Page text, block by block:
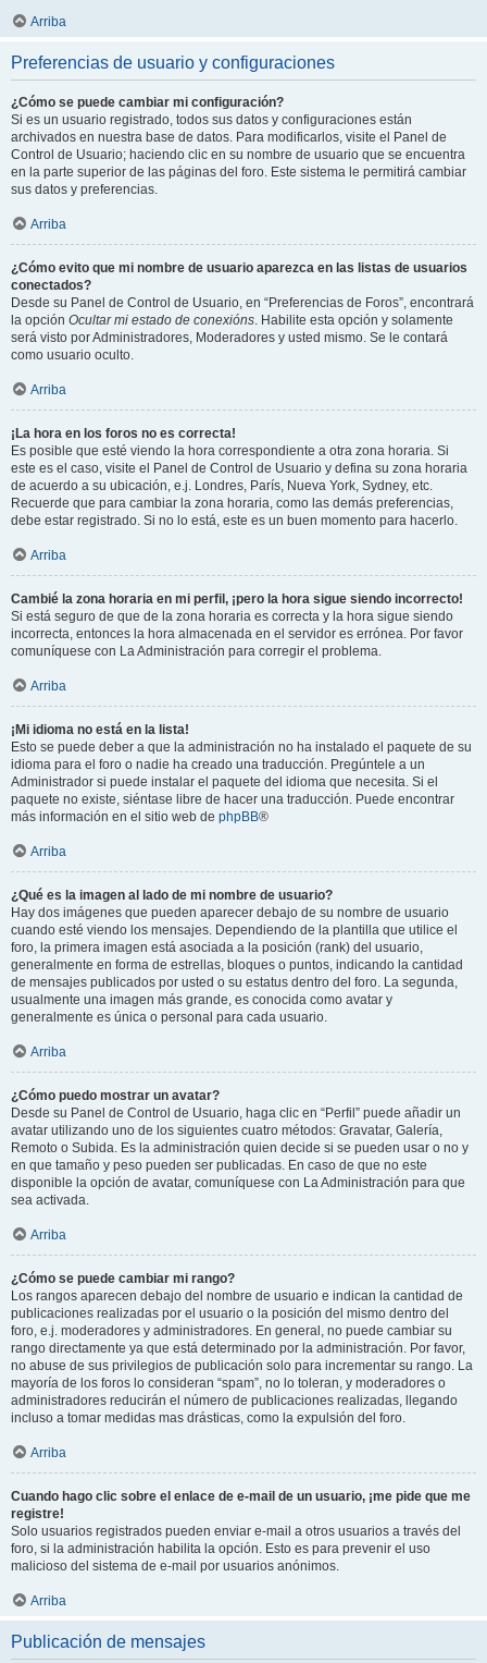
Arriba
Preferencias de usuario y configuraciones
¿Cómo se puede cambiar mi configuración?
Si es un usuario registrado, todos sus datos y configuraciones están
archivados en nuestra base de datos. Para modificarlos, visite el Panel de
Control de Usuario; haciendo clic en su nombre de usuario que se encuentra
en la parte superior de las páginas del foro. Este sistema le permitirá cambiar
sus datos y preferencias.
Arriba
¿Cómo evito que mi nombre de usuario aparezca en las listas de usuarios
conectados?
Desde su Panel de Control de Usuario, en “Preferencias de Foros”, encontrará
la opción Ocultar mi estado de conexións. Habilite esta opción y solamente
será visto por Administradores, Moderadores y usted mismo. Se le contará
como usuario oculto.
Arriba
¡La hora en los foros no es correcta!
Es posible que esté viendo la hora correspondiente a otra zona horaria. Si
este es el caso, visite el Panel de Control de Usuario y defina su zona horaria
de acuerdo a su ubicación, e.j. Londres, París, Nueva York, Sydney, etc.
Recuerde que para cambiar la zona horaria, como las demás preferencias,
debe estar registrado. Si no lo está, este es un buen momento para hacerlo.
Arriba
Cambié la zona horaria en mi perfil, ¡pero la hora sigue siendo incorrecto!
Si está seguro de que de la zona horaria es correcta y la hora sigue siendo
incorrecta, entonces la hora almacenada en el servidor es errónea. Por favor
comuníquese con La Administración para corregir el problema.
Arriba
¡Mi idioma no está en la lista!
Esto se puede deber a que la administración no ha instalado el paquete de su
idioma para el foro o nadie ha creado una traducción. Pregúntele a un
Administrador si puede instalar el paquete del idioma que necesita. Si el
paquete no existe, siéntase libre de hacer una traducción. Puede encontrar
más información en el sitio web de phpBB®
Arriba
¿Qué es la imagen al lado de mi nombre de usuario?
Hay dos imágenes que pueden aparecer debajo de su nombre de usuario
cuando esté viendo los mensajes. Dependiendo de la plantilla que utilice el
foro, la primera imagen está asociada a la posición (rank) del usuario,
generalmente en forma de estrellas, bloques o puntos, indicando la cantidad
de mensajes publicados por usted o su estatus dentro del foro. La segunda,
usualmente una imagen más grande, es conocida como avatar y
generalmente es única o personal para cada usuario.
Arriba
¿Cómo puedo mostrar un avatar?
Desde su Panel de Control de Usuario, haga clic en “Perfil” puede añadir un
avatar utilizando uno de los siguientes cuatro métodos: Gravatar, Galería,
Remoto o Subida. Es la administración quien decide si se pueden usar o no y
en que tamaño y peso pueden ser publicadas. En caso de que no este
disponible la opción de avatar, comuníquese con La Administración para que
sea activada.
Arriba
¿Cómo se puede cambiar mi rango?
Los rangos aparecen debajo del nombre de usuario e indican la cantidad de
publicaciones realizadas por el usuario o la posición del mismo dentro del
foro, e.j. moderadores y administradores. En general, no puede cambiar su
rango directamente ya que está determinado por la administración. Por favor,
no abuse de sus privilegios de publicación solo para incrementar su rango. La
mayoría de los foros lo consideran “spam”, no lo toleran, y moderadores o
administradores reducirán el número de publicaciones realizadas, llegando
incluso a tomar medidas mas drásticas, como la expulsión del foro.
Arriba
Cuando hago clic sobre el enlace de e-mail de un usuario, ¡me pide que me
registre!
Solo usuarios registrados pueden enviar e-mail a otros usuarios a través del
foro, si la administración habilita la opción. Esto es para prevenir el uso
malicioso del sistema de e-mail por usuarios anónimos.
Arriba
Publicación de mensajes